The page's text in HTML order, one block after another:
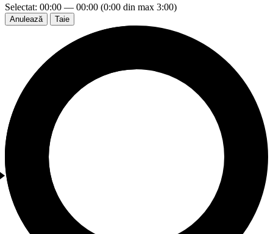
Selectat: 00:00 — 00:00 (0:00 din max 3:00)
Anulează Taie